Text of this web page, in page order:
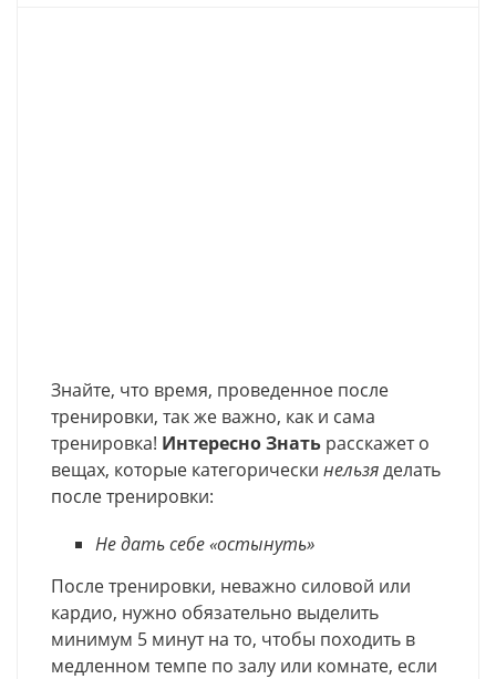
Знайте, что время, проведенное после
тренировки, так же важно, как и сама
тренировка! Интересно Знать расскажет о
вещах, которые категорически нельзяделать
после тренировки:
Не дать себе «остынуть»
После тренировки, неважно силовой или
кардио, нужно обязательно выделить
минимум 5 минут на то, чтобы походить в
медленном темпе по залу или комнате, если